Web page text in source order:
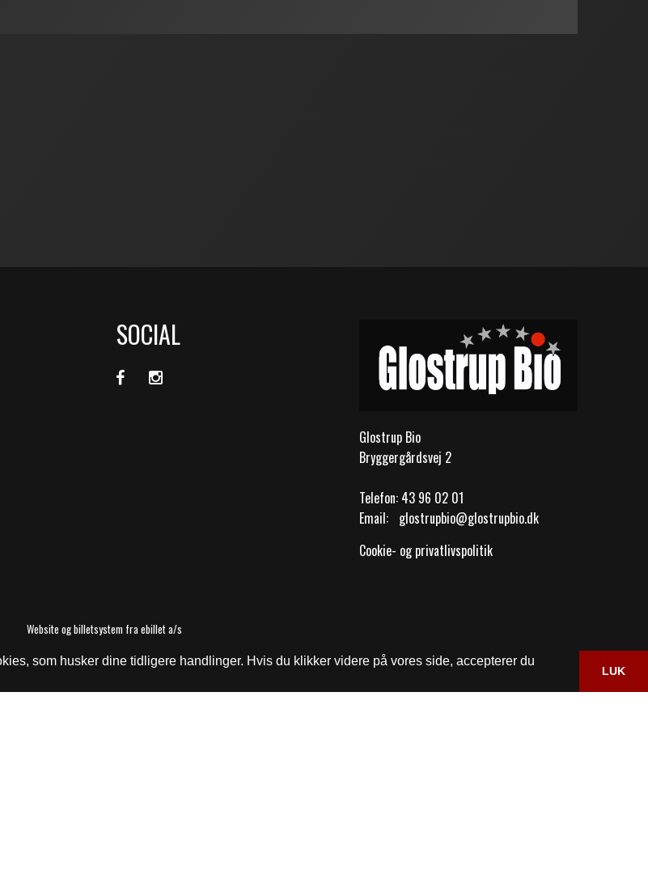
som husker dine tidligere handlinger. Hvis du klikker videre på vores side, accepterer du
LUK
SOCIAL
Glostrup Bio
Bryggergårdsvej 2
Telefon: 43 96 02 01
Email: glostrupbio@glostrupbio.dk
Cookie- og privatlivspolitik
Website og billetsystem fra ebillet a/s